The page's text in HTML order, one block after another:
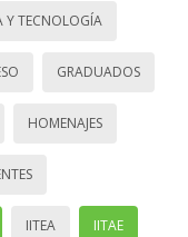
Y TECNOLOGÍA
GRADUADOS
HOMENAJES
IITEA IITAE